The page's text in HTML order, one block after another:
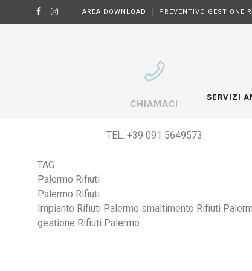
AREA DOWNLOAD PREVENTIVO GESTIONE
SERVIZI
“Compellingly e-enable distributed deliverables
CHIAMACI
TEL. +39 091 5649573
TAG
Palermo Rifiuti
Palermo Rifiuti
Impianto Rifiuti Palermo smaltimento Rifiuti
gestione Rifiuti Palermo